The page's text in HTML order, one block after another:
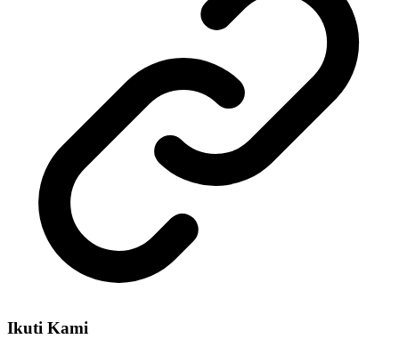
Ikuti Kami